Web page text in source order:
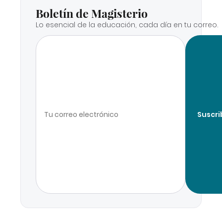
Boletín de Magisterio
Lo esencial de la educación, cada día en tu correo.